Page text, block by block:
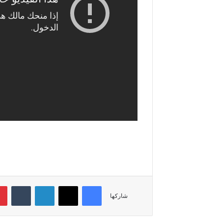
شاركها
فيسبوك ‫X لينكدإن